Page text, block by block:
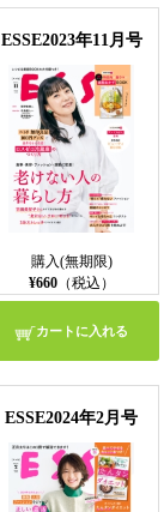
ESSE2023年11月号
購入(無期限)
¥660（税込）
カートに入れる
ESSE2024年2月号